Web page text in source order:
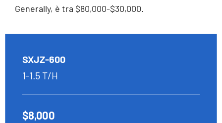
Generally, è tra $80,000-$30,000.
SXJZ-600
1-1.5 T/H
$8,000